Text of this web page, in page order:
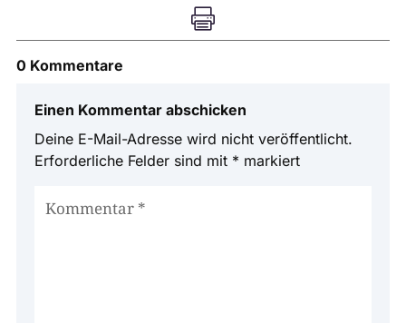

0 Kommentare
Einen Kommentar abschicken
Deine E-Mail-Adresse wird nicht veröffentlicht.
Erforderliche Felder sind mit * markiert